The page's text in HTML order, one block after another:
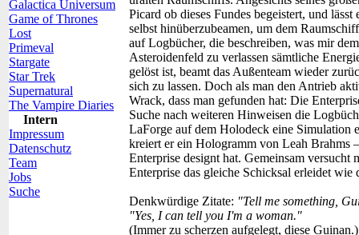
Galactica Universum
Game of Thrones
Lost
Primeval
Stargate
Star Trek
Supernatural
The Vampire Diaries
Intern
Impressum
Datenschutz
Team
Jobs
Suche
Picard ob dieses Fundes begeistert, und
selbst hinüberzubeamen, um dem
auf Logbücher, die beschreiben, was mir
Asteroidenfeld zu verlassen sämtliche
gelöst ist, beamt das Außenteam wieder
sich zu lassen. Doch als man den Antrieb
Wrack, dass man gefunden hat: Die
Suche nach weiteren Hinweisen die
LaForge auf dem Holodeck eine Simulation
kreiert er ein Hologramm von Leah Brahms
Enterprise designt hat. Gemeinsam versucht
Enterprise das gleiche Schicksal erleidet
Denkwürdige Zitate: "Tell me something,
"Yes, I can tell you I'm a woman."
(Immer zu scherzen aufgelegt, diese Guinan.)